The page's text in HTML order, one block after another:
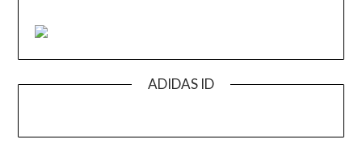
ADIDAS ID